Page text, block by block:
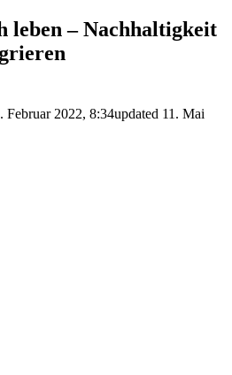
leben – Nachhaltigkeit
Februar 2022, 8:34updated 11. Mai